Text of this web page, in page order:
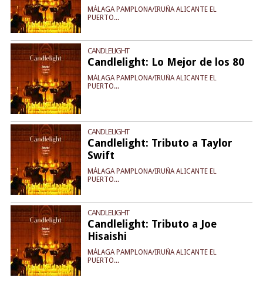
MÁLAGA PAMPLONA/IRUÑA ALICANTE EL
PUERTO...
CANDLELIGHT
Candlelight: Lo Mejor de los 80
MÁLAGA PAMPLONA/IRUÑA ALICANTE EL
PUERTO...
CANDLELIGHT
Candlelight: Tributo a Taylor
Swift
MÁLAGA PAMPLONA/IRUÑA ALICANTE EL
PUERTO...
CANDLELIGHT
Candlelight: Tributo a Joe
Hisaishi
MÁLAGA PAMPLONA/IRUÑA ALICANTE EL
PUERTO...